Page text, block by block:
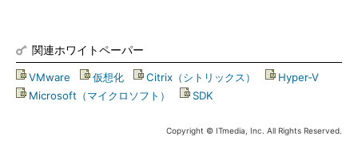
関連ホワイトペーパー
VMware 仮想化 Citrix（シトリックス） Hyper-V
Microsoft（マイクロソフト）
SDK
Copyright © ITmedia, Inc. All Rights Reserved.